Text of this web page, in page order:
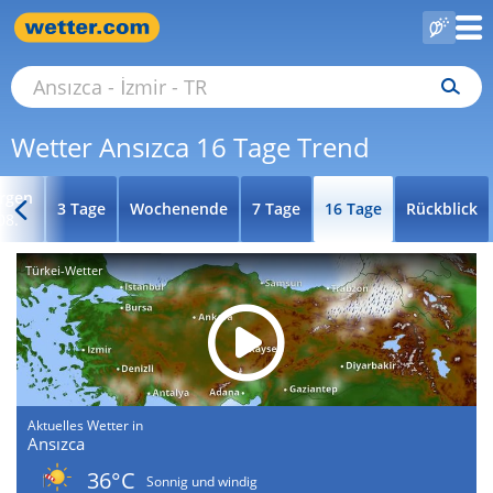
Wetter Ansızca 16 Tage Trend
3 Tage Wochenende 7 Tage 16 Tage Rückblick
Türkei-Wetter
Aktuelles Wetter in
Ansızca
36°C
Sonnig und windig